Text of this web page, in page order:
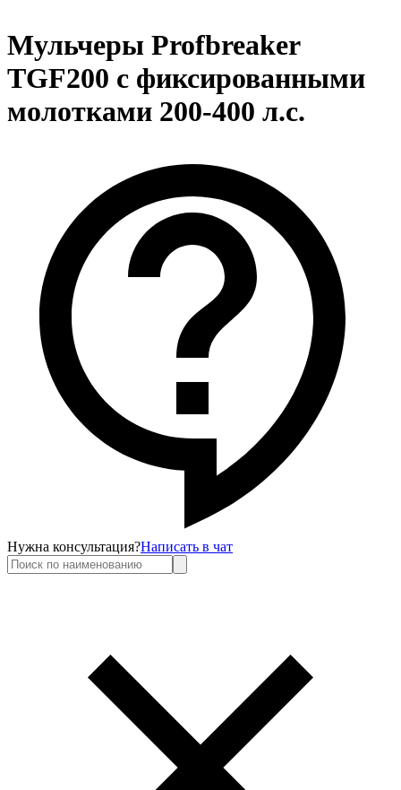
Мульчеры Profbreaker
TGF200 с фиксированными
молотками 200-400 л.с.
Нужна консультация?Написать в чат